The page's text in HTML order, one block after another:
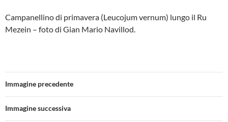
Campanellino di primavera (Leucojum vernum) lungo il Ru
Mezein – foto di Gian Mario Navillod.
Immagine precedente
Immagine successiva